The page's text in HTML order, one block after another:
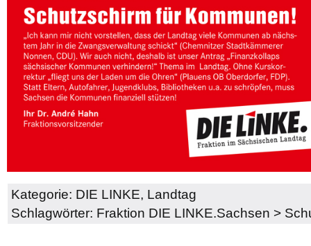
Kategorie: DIE LINKE, Landtag
Schlagwörter: Fraktion DIE LINKE.Sachsen >